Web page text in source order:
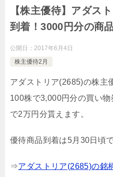
【株主優待】アダス
到着！3000円分の商
公開日： 2017年6月4日
株主優待2月
アダストリア(2685)の株主
100株で3,000円分の買い
で2万円分貰えます。
優待商品到着は5月30日頃で
⇒アダストリア(2685)の銘